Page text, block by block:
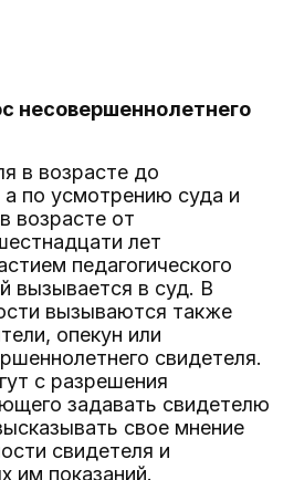
несовершеннолетнего
в возрасте до
по усмотрению суда и
возрасте от
лет
педагогического
вызывается в суд. В
вызываются также
опекун или
свидетеля.
с разрешения
задавать свидетелю
свое мнение
свидетеля и
им показаний.